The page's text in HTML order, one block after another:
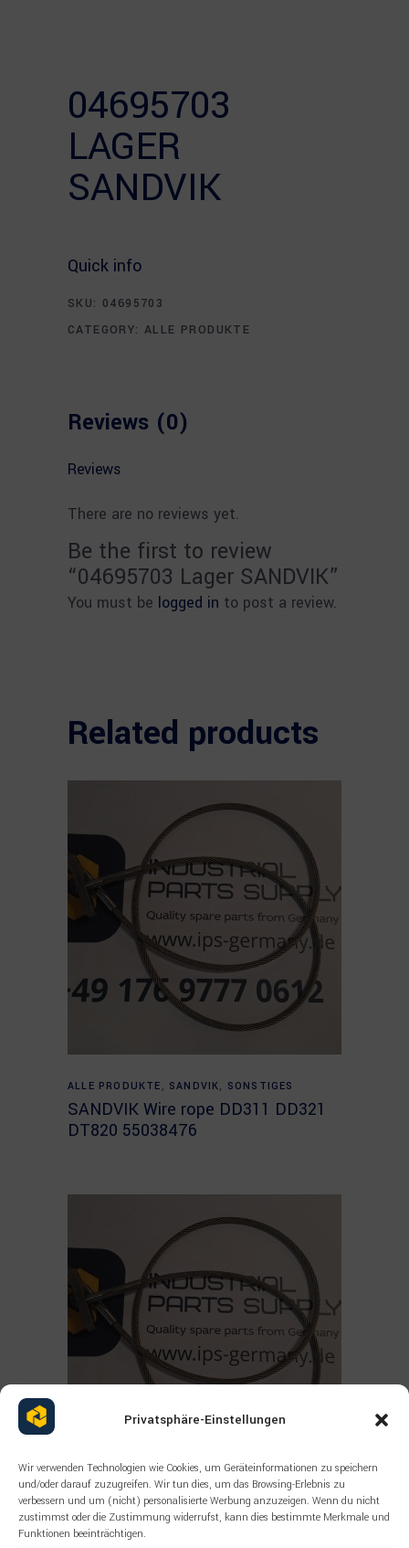
Privatsphäre-Einstellungen
Wir verwenden Technologien wie Cookies, um Geräteinformationen zu speichern
und/oder darauf zuzugreifen. Wir tun dies, um das Browsing-Erlebnis zu
verbessern und um (nicht) personalisierte Werbung anzuzeigen. Wenn du nicht
zustimmst oder die Zustimmung widerrufst, kann dies bestimmte Merkmale und
Funktionen beeinträchtigen.
04695703
LAGER
SANDVIK
Quick info
SKU: 04695703
CATEGORY:ALLE PRODUKTE
Reviews (0)
Reviews
There are no reviews yet.
Be the first to review
“04695703 Lager SANDVIK”
You must be logged in to post a review.
Related products
Read more
ALLE PRODUKTE , SANDVIK, SONSTIGES
SANDVIK Wire rope DD311 DD321
DT820 55038476
Read more
ALLE PRODUKTE,SANDVIK,SONSTIGES
SANDVIK Wire rope 55038519